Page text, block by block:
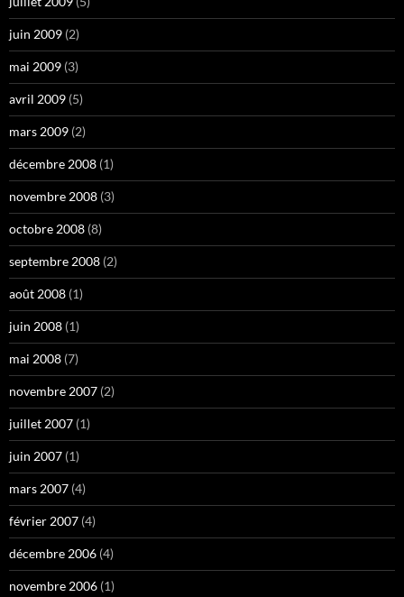
juin 2009 (2)
mai 2009 (3)
avril 2009 (5)
mars 2009 (2)
décembre 2008 (1)
novembre 2008 (3)
octobre 2008 (8)
septembre 2008 (2)
août 2008 (1)
juin 2008 (1)
mai 2008 (7)
novembre 2007 (2)
juillet 2007 (1)
juin 2007 (1)
mars 2007 (4)
février 2007 (4)
décembre 2006 (4)
novembre 2006 (1)